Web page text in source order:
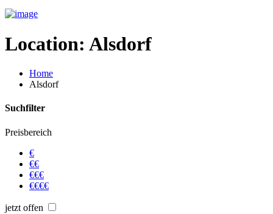
Location: Alsdorf
Home
Alsdorf
Suchfilter
Preisbereich
€
€€
€€€
€€€€
jetzt offen